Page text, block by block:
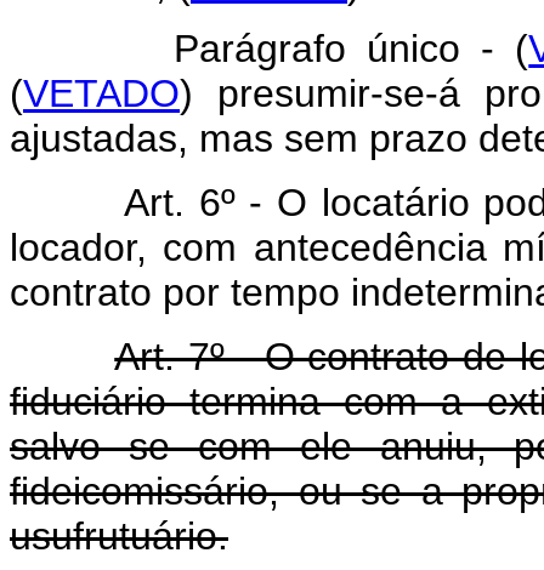
Parágrafo único - (
(VETADO) presumir-se-á
ajustadas, mas sem prazo
Art. 6º - O locatário
locador, com antecedência
contrato por tempo
Art. 7º - O contrato de
fiduciário termina com a
salvo se com ele anuiu,
fideicomissário, ou se a
usufrutuário.